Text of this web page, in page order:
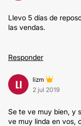
Llevo 5 días de
las vendas.
Responder
LI
lizm
2 jul 2019
Se te ve muy bien, y
ve muy linda en vos,